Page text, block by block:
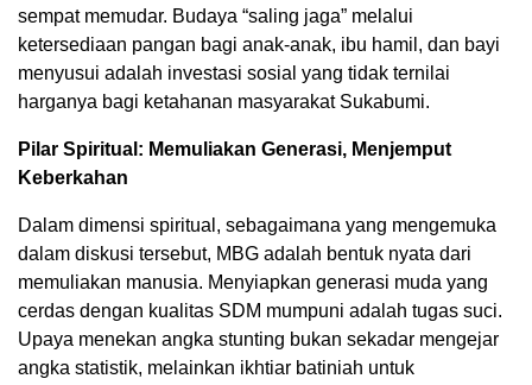
sempat memudar. Budaya “saling jaga” melalui
ketersediaan pangan bagi anak-anak, ibu hamil, dan bayi
menyusui adalah investasi sosial yang tidak ternilai
harganya bagi ketahanan masyarakat Sukabumi.
Pilar Spiritual: Memuliakan Generasi, Menjemput
Keberkahan
Dalam dimensi spiritual, sebagaimana yang mengemuka
dalam diskusi tersebut, MBG adalah bentuk nyata dari
memuliakan manusia. Menyiapkan generasi muda yang
cerdas dengan kualitas SDM mumpuni adalah tugas suci.
Upaya menekan angka stunting bukan sekadar mengejar
angka statistik, melainkan ikhtiar batiniah untuk